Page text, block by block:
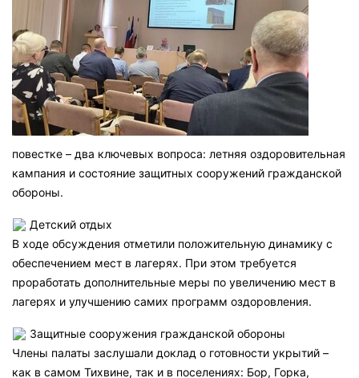
повестке – два ключевых вопроса: летняя оздоровительная
кампания и состояние защитных сооружений гражданской
обороны.
Детский отдых
В ходе обсуждения отметили положительную динамику с
обеспечением мест в лагерях. При этом требуется
проработать дополнительные меры по увеличению мест в
лагерях и улучшению самих программ оздоровления.
Защитные сооружения гражданской обороны
Члены палаты заслушали доклад о готовности укрытий –
как в самом Тихвине, так и в поселениях: Бор, Горка,